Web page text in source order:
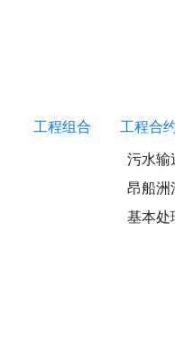
工程组合
工程合
污水输
昂船洲
基本处